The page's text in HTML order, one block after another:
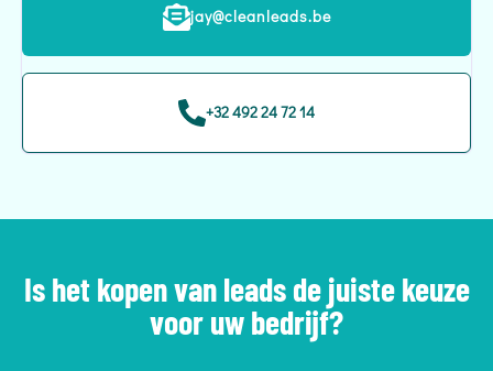
jay@cleanleads.be
+32 492 24 72 14
Is het kopen van leads de juiste keuze
voor uw bedrijf?